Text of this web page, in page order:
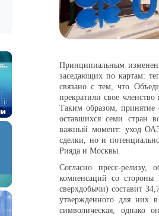
Принципиальным
заседающих по картам:
связано с тем, что
прекратили свое
Таким образом, принятие
оставшихся семи стран
важный момент: уход ОАЭ
сделки, но и
Рияда и Москвы.
Согласно пресс-
компенсаций со
сверхдобычи) составит
утвержденного для них
символическая, однако